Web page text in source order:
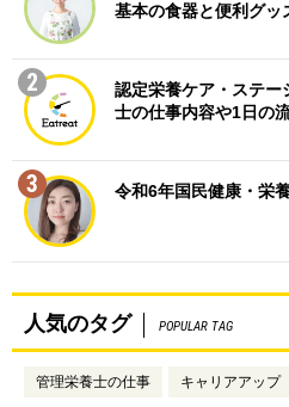
基本の食器と便利グッ
2
認定栄養ケア・ステー
士の仕事内容や1日の
3 令和6年国民健康・栄
人気のタグ POPULAR TAG
管理栄養士の仕事 キャリアアップ